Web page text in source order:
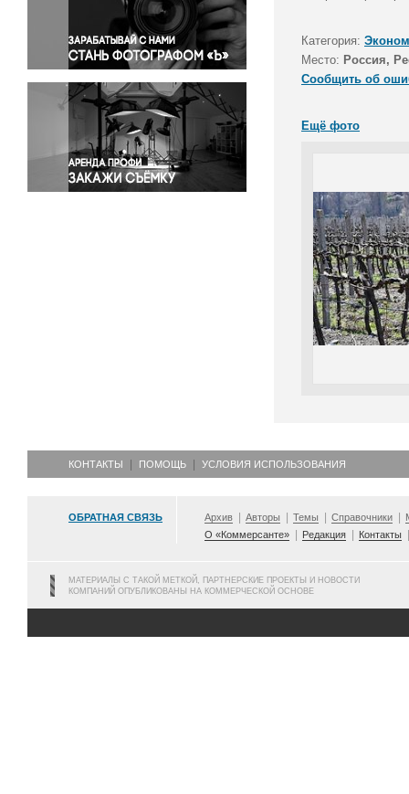
Правосудие
Происшествия и конфликты
Религия
Светская жизнь
Спорт
Экология
Экономика и бизнес
Категория:
Место: Россия,
Сообщить об
Ещё фото
КОНТАКТЫ ПОМОЩЬ УСЛОВИЯ ИСПОЛЬЗОВАНИЯ
ОБРАТНАЯ СВЯЗЬ Архив Авторы Темы Справочники
О «Коммерсанте»
Редакция Контакты
МАТЕРИАЛЫ С ТАКОЙ МЕТКОЙ, ПАРТНЕРСКИЕ ПРОЕКТЫ И НОВОСТИ
КОМПАНИЙ ОПУБЛИКОВАНЫ НА КОММЕРЧЕСКОЙ ОСНОВЕ